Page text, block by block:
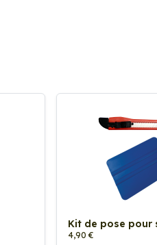
Kit de pose pour
4,90 €